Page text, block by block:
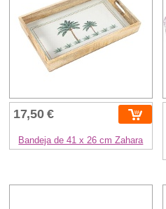
17,50 €
Bandeja de 41 x 26 cm Zahara